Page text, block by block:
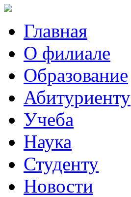
Главная
О филиале
Образование
Абитуриенту
Учеба
Наука
Студенту
Новости